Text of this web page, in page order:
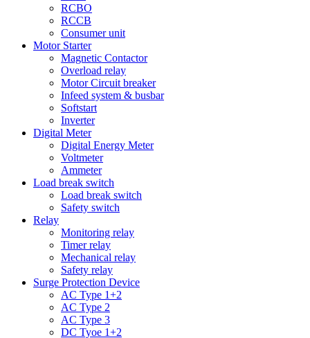
RCBO
RCCB
Consumer unit
Motor Starter
Magnetic Contactor
Overload relay
Motor Circuit breaker
Infeed system & busbar
Softstart
Inverter
Digital Meter
Digital Energy Meter
Voltmeter
Ammeter
Load break switch
Load break switch
Safety switch
Relay
Monitoring relay
Timer relay
Mechanical relay
Safety relay
Surge Protection Device
AC Type 1+2
AC Type 2
AC Type 3
DC Tyoe 1+2